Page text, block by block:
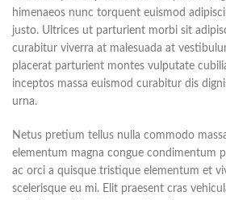
himenaeos nunc torquent euismod
justo. Ultrices ut parturient morbi sit
curabitur viverra at malesuada at
placerat parturient montes vulputate
inceptos massa euismod curabitur dis
urna.
Netus pretium tellus nulla commodo
elementum magna congue condimentum
ac orci a quisque tristique elementum et
scelerisque eu mi. Elit praesent cras